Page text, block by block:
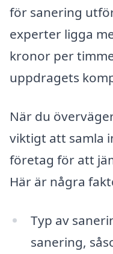
för sanering
experter ligga
kronor per
uppdragets
När du
viktigt att samla
företag för att
Här är några
Typ av
sanering,